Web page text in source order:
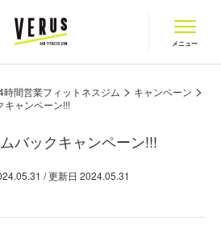
VERUS ヴェルス
メニュー
間営業フィットネスジム > キャンペーン >
キャンペーン!!!
バックキャンペーン!!!
/ 更新日 2024.05.31